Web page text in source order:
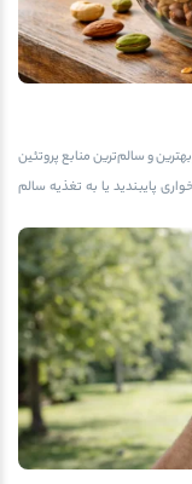
و سالم‌ترین منابع پروتئین
پایبندید یا به تغذیه سالم
مغزها و آجیل‌هایی که بیشترین
نکات مصرف و خرید آشنا می‌کنیم.
به آفتابگرم مراجعه
از سه ماده اصلی غذایی بدن
و مو، سیستم ایمنی و ترمیم
حیوانی مانند گوشت، ماهی و